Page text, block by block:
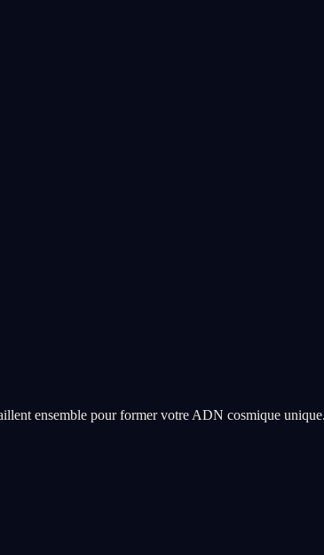
ensemble pour former votre ADN cosmique